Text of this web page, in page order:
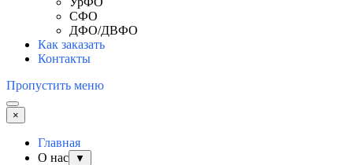
СФО
ДФО/ДВФО
Как заказать
Контакты
Пропустить меню
×
Главная
О нас
▼